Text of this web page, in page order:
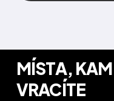
MÍSTA,
VRACÍTE